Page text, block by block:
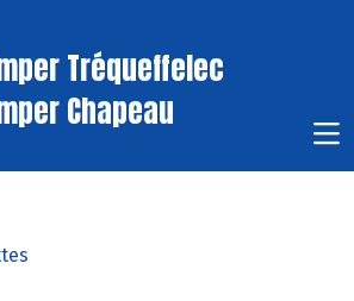
Tréqueffelec
Chapeau